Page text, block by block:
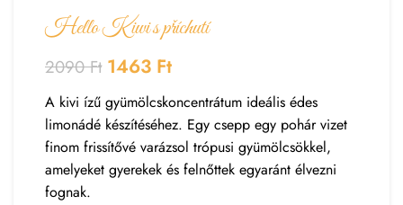
Hello Kiwi s příchutí
2090Ft 1463 Ft
A kivi ízű gyümölcskoncentrátum ideális édes
limonádé készítéséhez. Egy csepp egy pohár vizet
finom frissítővé varázsol trópusi gyümölcsökkel,
amelyeket gyerekek és felnőttek egyaránt élvezni
fognak.